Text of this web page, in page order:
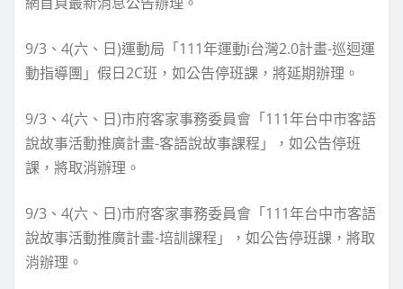
9/3、4(六、日)運動局「111年運動i台灣2.0計畫-巡迴運
動指導團」假日2C班，如公告停班課，將延期辦理。
9/3、4(六、日)市府客家事務委員會「111年台中市客語
說故事活動推廣計畫-客語說故事課程」，如公告停班
課，將取消辦理。
9/3、4(六、日)市府客家事務委員會「111年台中市客語
說故事活動推廣計畫-培訓課程」，如公告停班課，將取
消辦理。